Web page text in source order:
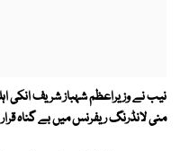
نیب نے وزیراعظم شہباز شریف انکی
منی لانڈرنگ ریفرنس میں بے گناہ